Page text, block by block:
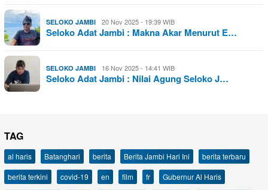
SELOKO JAMBI 20 Nov 2025 - 19:39 WIB
Seloko Adat Jambi : Makna Akar Menurut E…
SELOKO JAMBI 16 Nov 2025 - 14:41 WIB
Seloko Adat Jambi : Nilai Agung Seloko J…
TAG
al haris Batanghari berita Berita Jambi Hari Ini
berita terbaru
berita terkini
covid-19 en film fr
Gubernur Al Haris